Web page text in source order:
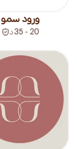
ورود سمو
20 - 35 د